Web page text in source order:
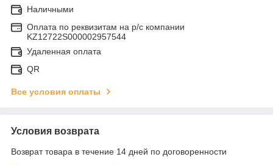
Наличными
Оплата по реквизитам на р/с компании
KZ12722S000002957544
Удаленная оплата
QR
Все условия оплаты
Условия возврата
Возврат товара в течение 14 дней по договоренности